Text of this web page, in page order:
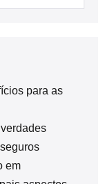
para as
em